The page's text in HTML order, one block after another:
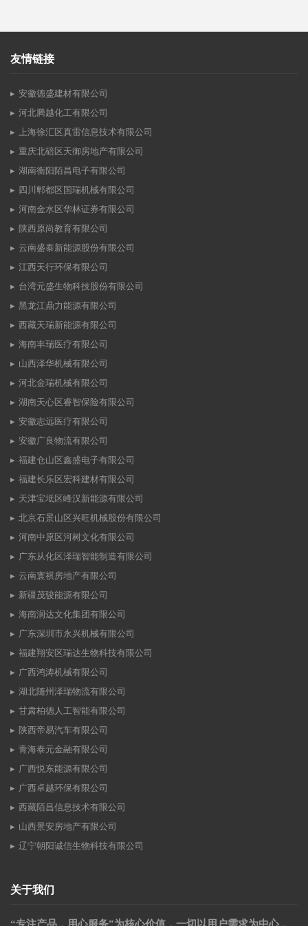
友情链接
安徽德盛建材有限公司
河北腾越化工有限公司
上海徐汇区真雷信息技术有限公司
重庆北碚区天御房地产有限公司
湖南衡阳陌昌电子有限公司
四川郫都区国瑞机械有限公司
河南金水区华林证券有限公司
陕西原尚教育有限公司
云南盛泰新能源股份有限公司
江西天行环保有限公司
台湾元盛生物科技股份有限公司
黑龙江鼎力能源有限公司
西藏天瑞新能源有限公司
海南丰瑞医疗有限公司
山西泽华机械有限公司
河北金瑞机械有限公司
湖南天心区睿智保险有限公司
安徽志远医疗有限公司
安徽广良物流有限公司
福建仓山区鑫盛电子有限公司
福建长乐区宏科建材有限公司
天津宝坻区峰汉新能源有限公司
北京石景山区兴旺机械股份有限公司
河南中原区河树文化有限公司
广东从化区泽瑞智能制造有限公司
云南寰祺房地产有限公司
新疆茂骏能源有限公司
海南润达文化集团有限公司
广东深圳市永兴机械有限公司
福建翔安区瑞达生物科技有限公司
广西鸿涛机械有限公司
湖北随州泽瑞物流有限公司
甘肃柏德人工智能有限公司
陕西帝易汽车有限公司
青海泰元金融有限公司
广西悦东能源有限公司
广西卓越环保有限公司
西藏陌昌信息技术有限公司
山西景安房地产有限公司
辽宁朝阳诚信生物科技有限公司
关于我们